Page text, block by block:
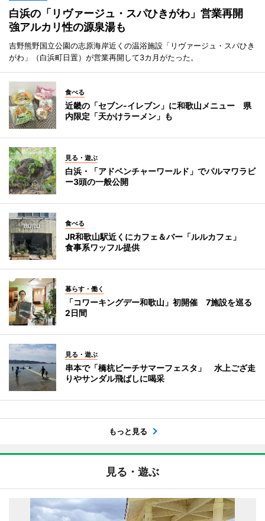
白浜の「リヴァージュ・スパひきがわ」営業再開
強アルカリ性の源泉湯も
吉野熊野国立公園の志原海岸近くの温浴施設「リヴァージュ・スパひき
がわ」（白浜町日置）が営業再開して3カ月がたった。
食べる
近畿の「セブン-イレブン」に和歌山メニュー 県
内限定「天かけラーメン」も
見る・遊ぶ
白浜・「アドベンチャーワールド」でパルマワラビ
ー3頭の一般公開
食べる
JR和歌山駅近くにカフェ＆バー「ルルカフェ」
食事系ワッフル提供
暮らす・働く
「コワーキングデー和歌山」初開催 7施設を巡る
2日間
見る・遊ぶ
串本で「橋杭ビーチサマーフェスタ」 水上ござ走
りやサンダル飛ばしに喝采
もっと見る
見る・遊ぶ